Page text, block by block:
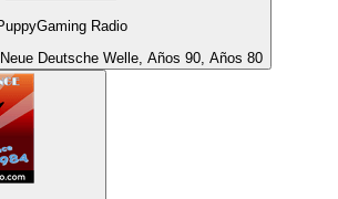
Radio
Deutsche Welle, Años 90, Años 80